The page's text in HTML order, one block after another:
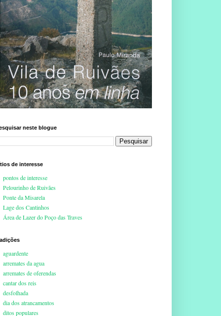
neste blogue
de interesse
pontos de interesse
Pelourinho de Ruivães
Ponte da Misarela
Lage dos Cantinhos
Área de Lazer do Poço das Traves
aguardente
arremates da agua
arremates de oferendas
cantar dos reis
desfolhada
dia dos atrancamentos
ditos populares